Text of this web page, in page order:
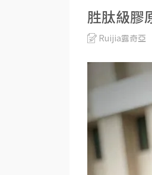
胜肽級膠
Ruijia露奇亞